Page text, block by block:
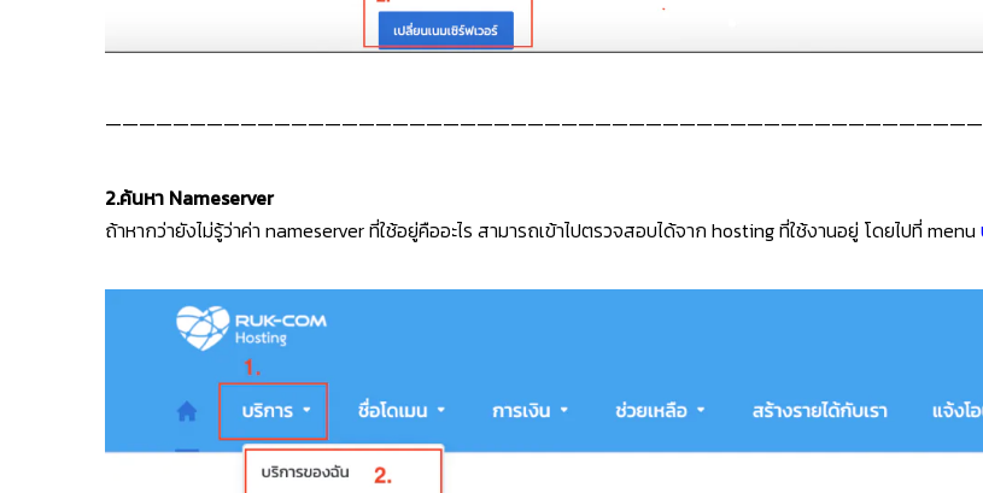
2.ค้นหา Nameserver
ถ้าหากว่ายังไม่รู้ว่าค่า nameserver ที่ใช้อยู่คืออะไร สามารถเข้าไปตรวจสอบได้จาก hosting ที่ใช้งานอยู่ โดยไปที่ menu